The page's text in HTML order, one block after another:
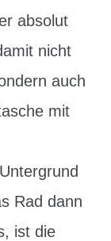
absolut
nicht
auch
mit
Rad dann
ist die